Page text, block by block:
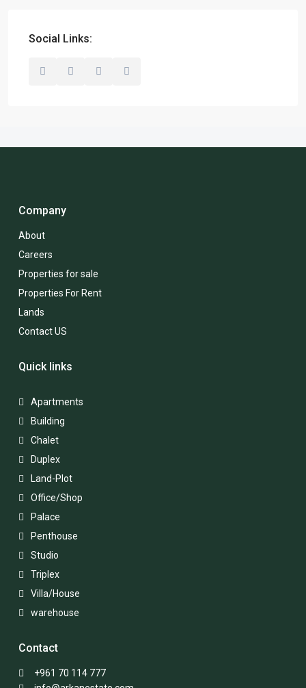
Social Links:
Company
About
Careers
Properties for sale
Properties For Rent
Lands
Contact US
Quick links
Apartments
Building
Chalet
Duplex
Land-Plot
Office/Shop
Palace
Penthouse
Studio
Triplex
Villa/House
warehouse
Contact
+961 70 114 777